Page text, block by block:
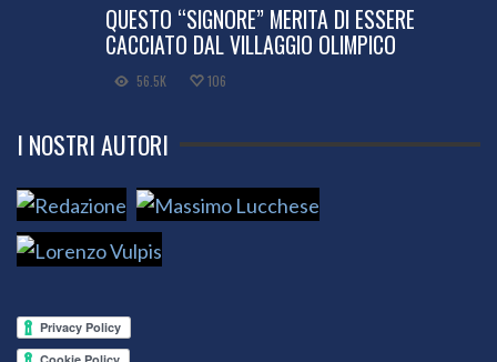
QUESTO “SIGNORE” MERITA DI ESSERE
CACCIATO DAL VILLAGGIO OLIMPICO
56.5K 106
I NOSTRI AUTORI